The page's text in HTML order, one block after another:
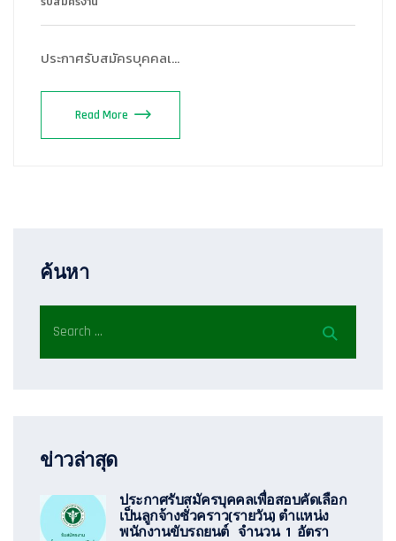
ประกาศรับสมัครบุคคลเ…
Read More
ค้นหา
ข่าวล่าสุด
ประกาศรับสมัครบุคคลเพื่อสอบคัดเลือก
เป็นลูกจ้างชั่วคราว(รายวัน) ตำแหน่ง
พนักงานขับรถยนต์ จำนวน 1 อัตรา